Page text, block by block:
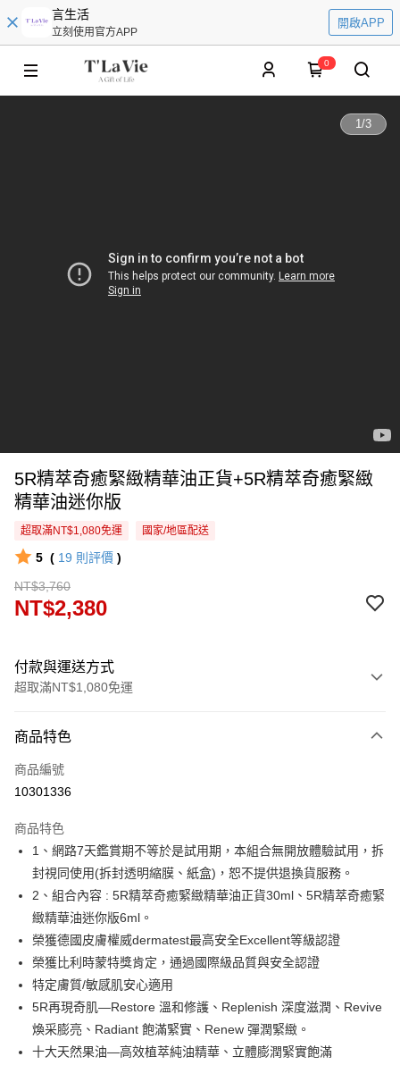
言生活
立刻使用官方APP
開啟APP
0
1/3
5R精萃奇癒緊緻精華油正貨+5R精萃奇癒緊緻
精華油迷你版
超取滿NT$1,080免運 國家/地區配送
5 ( 19 則評價 )
NT$3,760
NT$2,380
付款與運送方式
超取滿NT$1,080免運
信用卡一次付款
超商取貨付款
Apple Pay
悠遊付
Google Pay
AFTEE先享後付
相關說明
【關於「AFTEE先享後付」】
AFTEE先享後付是「在收到商品之後才付款」的支付方式。 讓您購物簡單
１．簡單：不需註冊會員、不需綁卡、不需儲值。
２．便利：只要手機號碼，簡訊認證，即可結帳。
ATM付款
運送方式
商品特色
商品編號
10301336
商品特色
1、網路7天鑑賞期不等於是試用期，本組合無開放體驗試用，拆
封視同使用(拆封透明縮膜、紙盒)，恕不提供退換貨服務。
2、組合內容 : 5R精萃奇癒緊緻精華油正貨30ml、5R精萃奇癒緊
緻精華油迷你版6ml。
榮獲德國皮膚權威dermatest最高安全Excellent等級認證
榮獲比利時蒙特獎肯定，通過國際級品質與安全認證
特定膚質/敏感肌安心適用
5R再現奇肌—Restore 溫和修護、Replenish 深度滋潤、Revive
煥采膨亮、Radiant 飽滿緊實、Renew 彈潤緊緻。
十大天然果油—高效植萃純油精華、立體膨潤緊實飽滿